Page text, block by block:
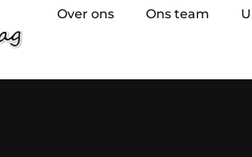
Over ons Ons team